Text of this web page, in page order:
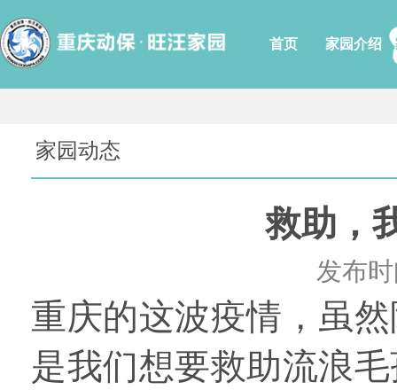
首页 家园介绍
家园动态
救助，
发布
重庆的这波疫情，虽
是我们想要救助流浪